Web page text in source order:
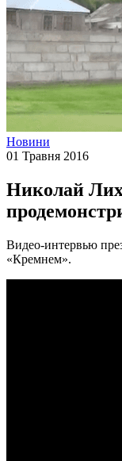
Новини
01 Травня 2016
Николай
Видео-интервью
«Кремнем».